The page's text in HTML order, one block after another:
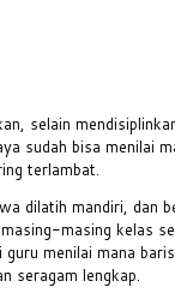
selain
sudah bisa menilai
terlambat.
dilatih mandiri, dan
masing kelas
menilai mana
seragam lengkap.